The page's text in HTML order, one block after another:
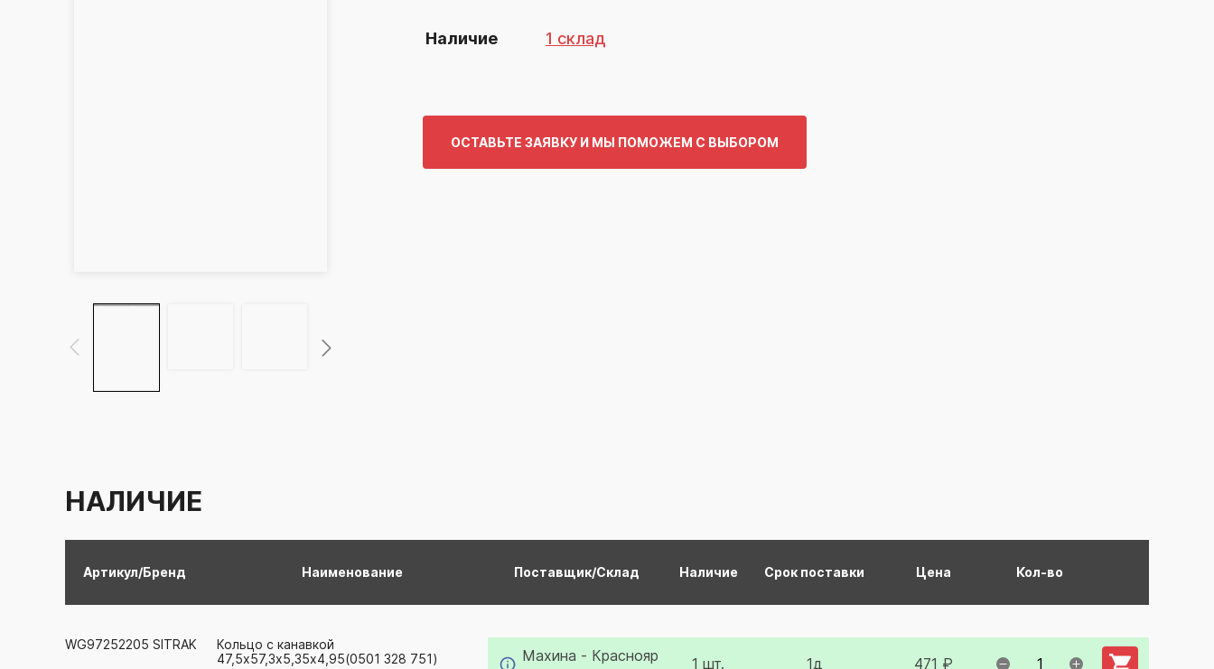
Наличие 1 склад
ОСТАВЬТЕ ЗАЯВКУ И МЫ ПОМОЖЕМ С ВЫБОРОМ
НАЛИЧИЕ
Артикул/Бренд Наименование Поставщик/Склад Наличие Срок поставки Цена Кол-во
WG97252205 SITRAK
Кольцо с канавкой
47,5х57,3х5,35х4,95(0501 328 751)
Махина - Краснояр
1 шт. 1д 471 ₽